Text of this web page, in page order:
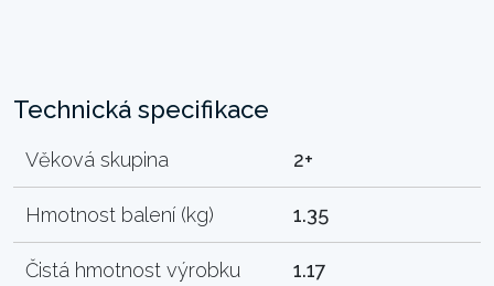
Technická specifikace
Věková skupina 2+
Hmotnost balení (kg) 1.35
Čistá hmotnost výrobku
1.17